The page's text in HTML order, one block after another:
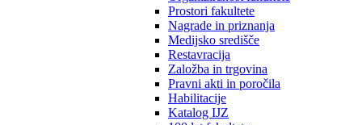
Prostori fakultete
Nagrade in priznanja
Medijsko središče
Restavracija
Založba in trgovina
Pravni akti in poročila
Habilitacije
Katalog IJZ